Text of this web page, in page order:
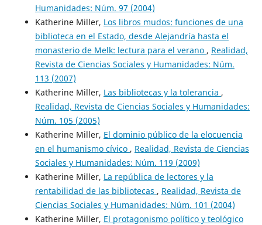
Humanidades: Núm. 97 (2004)
Katherine Miller, Los libros mudos: funciones de una
biblioteca en el Estado, desde Alejandría hasta el
monasterio de Melk: lectura para el verano , Realidad,
Revista de Ciencias Sociales y Humanidades: Núm.
113 (2007)
Katherine Miller, Las bibliotecas y la tolerancia ,
Realidad, Revista de Ciencias Sociales y Humanidades:
Núm. 105 (2005)
Katherine Miller, El dominio público de la elocuencia
en el humanismo cívico , Realidad, Revista de Ciencias
Sociales y Humanidades: Núm. 119 (2009)
Katherine Miller, La república de lectores y la
rentabilidad de las bibliotecas , Realidad, Revista de
Ciencias Sociales y Humanidades: Núm. 101 (2004)
Katherine Miller, El protagonismo político y teológico